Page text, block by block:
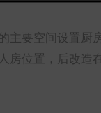
主要空间设置
房位置，后改